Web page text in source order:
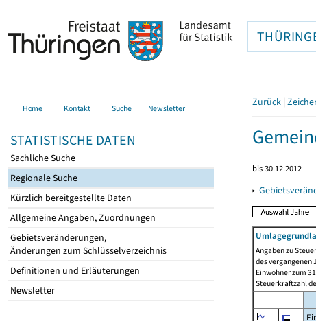
Home Kontakt Suche Newsletter
STATISTISCHE DATEN
Sachliche Suche
Regionale Suche
Kürzlich bereitgestellte Daten
Allgemeine Angaben, Zuordnungen
Gebietsveränderungen,
Änderungen zum Schlüsselverzeichnis
Definitionen und Erläuterungen
Newsletter
Zurück |
bis 30.12.2012
▸
Angaben zu
des vergangenen
Einwohner zum
Steuerkraftzahl